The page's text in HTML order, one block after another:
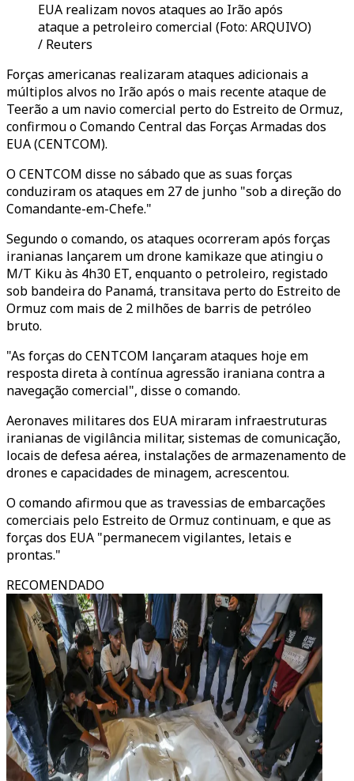
EUA realizam novos ataques ao Irão após
ataque a petroleiro comercial (Foto: ARQUIVO)
/ Reuters
Forças americanas realizaram ataques adicionais a
múltiplos alvos no Irão após o mais recente ataque de
Teerão a um navio comercial perto do Estreito de Ormuz,
confirmou o Comando Central das Forças Armadas dos
EUA (CENTCOM).
O CENTCOM disse no sábado que as suas forças
conduziram os ataques em 27 de junho "sob a direção do
Comandante-em-Chefe."
Segundo o comando, os ataques ocorreram após forças
iranianas lançarem um drone kamikaze que atingiu o
M/T Kiku às 4h30 ET, enquanto o petroleiro, registado
sob bandeira do Panamá, transitava perto do Estreito de
Ormuz com mais de 2 milhões de barris de petróleo
bruto.
"As forças do CENTCOM lançaram ataques hoje em
resposta direta à contínua agressão iraniana contra a
navegação comercial", disse o comando.
Aeronaves militares dos EUA miraram infraestruturas
iranianas de vigilância militar, sistemas de comunicação,
locais de defesa aérea, instalações de armazenamento de
drones e capacidades de minagem, acrescentou.
O comando afirmou que as travessias de embarcações
comerciais pelo Estreito de Ormuz continuam, e que as
forças dos EUA "permanecem vigilantes, letais e
prontas."
RECOMENDADO